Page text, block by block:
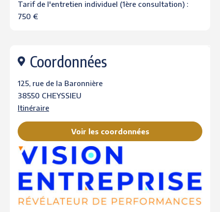
Tarif de l'entretien individuel (1ère consultation) :
750 €
Coordonnées
125, rue de la Baronnière
38550 CHEYSSIEU
Itinéraire
Voir les coordonnées